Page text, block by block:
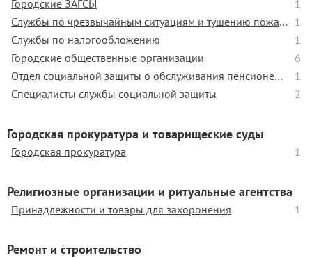
1
Городские ЗАГСЫ
1
Службы по чрезвычайным ситуациям и тушению пожара
1
Службы по налогообложению
6
Городские общественные организации
1
Отдел социальной защиты о обслуживания пенсионеров и одиноких людей
2
Специалисты службы социальной защиты
Городская прокуратура и товарищеские суды
1
Городская прокуратура
Религиозные организации и ритуальные агентства
1
Принадлежности и товары для захоронения
Ремонт и строительство